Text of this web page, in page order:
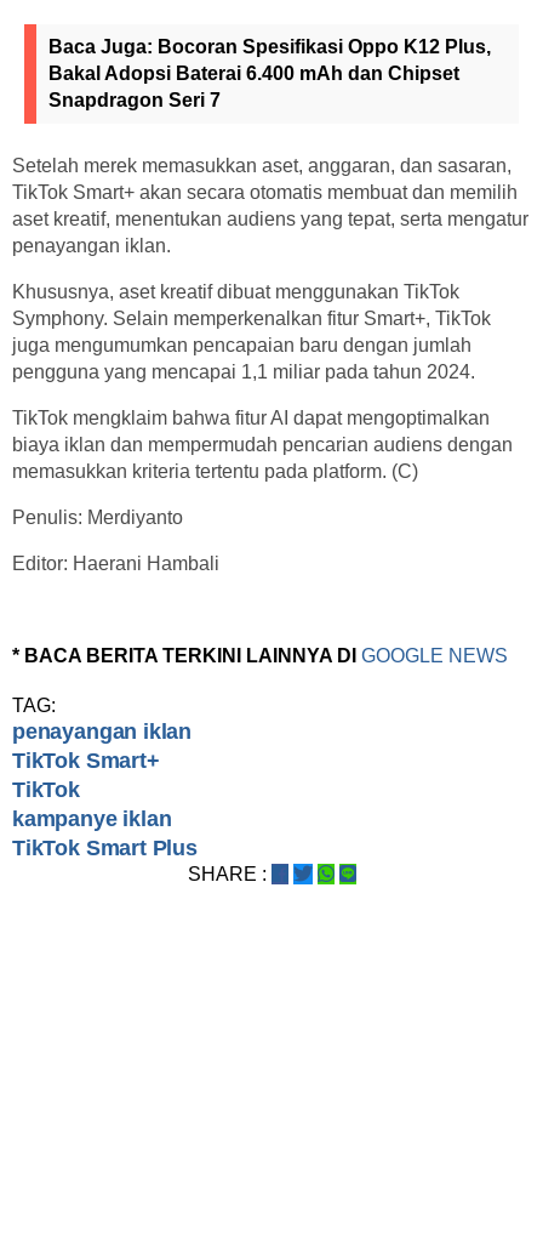
Baca Juga: Bocoran Spesifikasi Oppo K12 Plus,
Bakal Adopsi Baterai 6.400 mAh dan Chipset
Snapdragon Seri 7
Setelah merek memasukkan aset, anggaran, dan sasaran,
TikTok Smart+ akan secara otomatis membuat dan memilih
aset kreatif, menentukan audiens yang tepat, serta mengatur
penayangan iklan.
Khususnya, aset kreatif dibuat menggunakan TikTok
Symphony. Selain memperkenalkan fitur Smart+, TikTok
juga mengumumkan pencapaian baru dengan jumlah
pengguna yang mencapai 1,1 miliar pada tahun 2024.
TikTok mengklaim bahwa fitur AI dapat mengoptimalkan
biaya iklan dan mempermudah pencarian audiens dengan
memasukkan kriteria tertentu pada platform. (C)
Penulis: Merdiyanto
Editor: Haerani Hambali
* BACA BERITA TERKINI LAINNYA DI GOOGLE NEWS
TAG:
penayangan iklan
TikTok Smart+
TikTok
kampanye iklan
TikTok Smart Plus
SHARE :